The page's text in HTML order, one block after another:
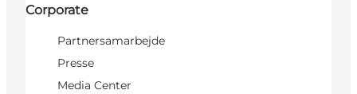
Corporate
Partnersamarbejde
Presse
Media Center